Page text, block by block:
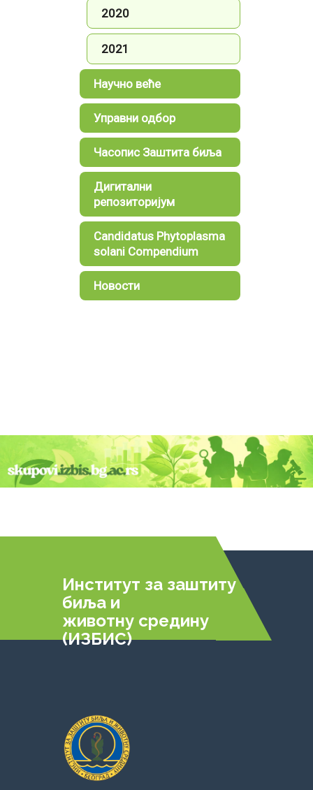
2020
2021
Научно веће
Управни одбор
Часопис Заштита биља
Дигитални
репозиторијум
Candidatus Phytoplasma
solani Compendium
Новости
Институт за заштиту
биља и
животну средину
(ИЗБИС)